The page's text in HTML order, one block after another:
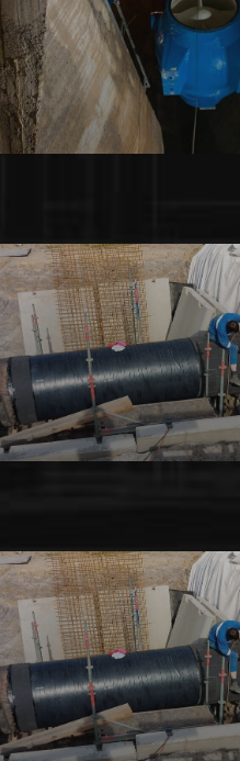
Potrubářské práce
INNO-COMP BOHEMIA s.r.o.
Běžná údržbářská činnost
Inzet s.r.o.
Izolatérské a klempířské práce